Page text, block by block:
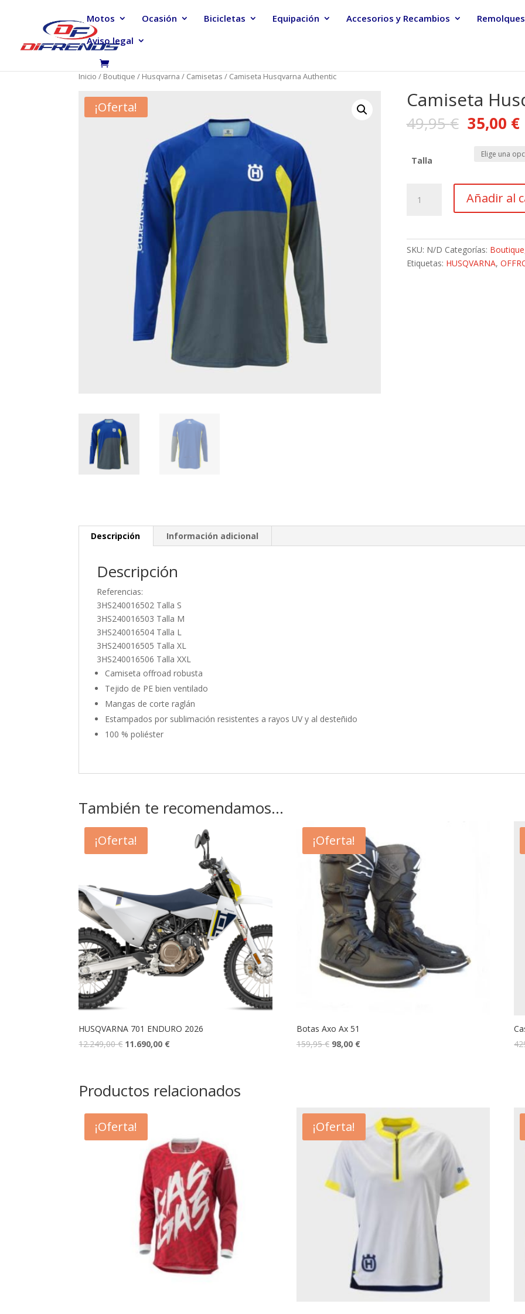
Motos Ocasión Bicicletas Equipación Accesorios y Recambios
Remolques
Aviso legal
Inicio / Boutique / Husqvarna / Camisetas / Camiseta Husqvarna Authentic
¡Oferta! Camiseta
49,95€ 35,00 €
Talla
Husqvarna
Añadir al
SKU: N/D Categorías: Boutique
Etiquetas: HUSQVARNA,
Descripción Información adicional
Descripción
Referencias:
3HS240016502 Talla S
3HS240016503 Talla M
3HS240016504 Talla L
3HS240016505 Talla XL
3HS240016506 Talla XXL
Camiseta offroad robusta
Tejido de PE bien ventilado
Mangas de corte raglán
Estampados por sublimación resistentes a rayos UV y al desteñido
100 % poliéster
También te recomendamos…
¡Oferta!
HUSQVARNA 701 ENDURO 2026
12.249,00€ 11.690,00 €
¡Oferta!
Botas Axo Ax 51
159,95€ 98,00 €
Productos relacionados
¡Oferta! ¡Oferta!